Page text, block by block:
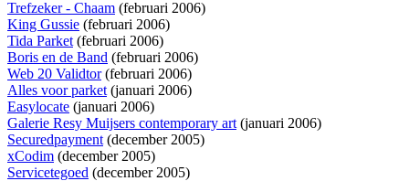
Trefzeker - Chaam (februari 2006)
King Gussie (februari 2006)
Tida Parket(februari 2006)
Boris en de Band (februari 2006)
Web 20 Validtor(februari 2006)
Alles voor parket(januari 2006)
Easylocate (januari 2006)
Galerie Resy Muijsers contemporary art(januari 2006)
Securedpayment(december 2005)
xCodim (december 2005)
Servicetegoed (december 2005)